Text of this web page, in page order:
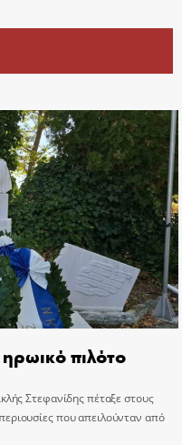
πιλότο
Στεφανίδης πέταξε στους
που απειλούνταν από